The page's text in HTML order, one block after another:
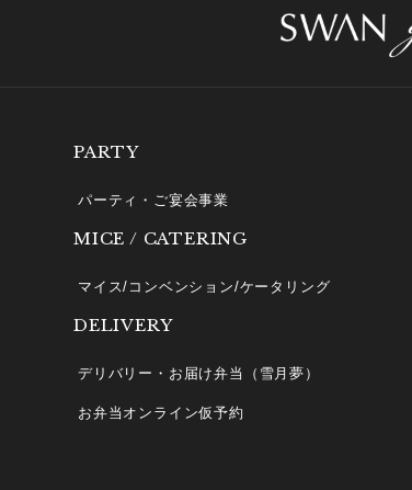
PARTY
パーティ・ご宴会事業
MICE / CATERING
マイス/コンベンション/ケータリング
DELIVERY
デリバリー・お届け弁当（雪月夢）
お弁当オンライン仮予約